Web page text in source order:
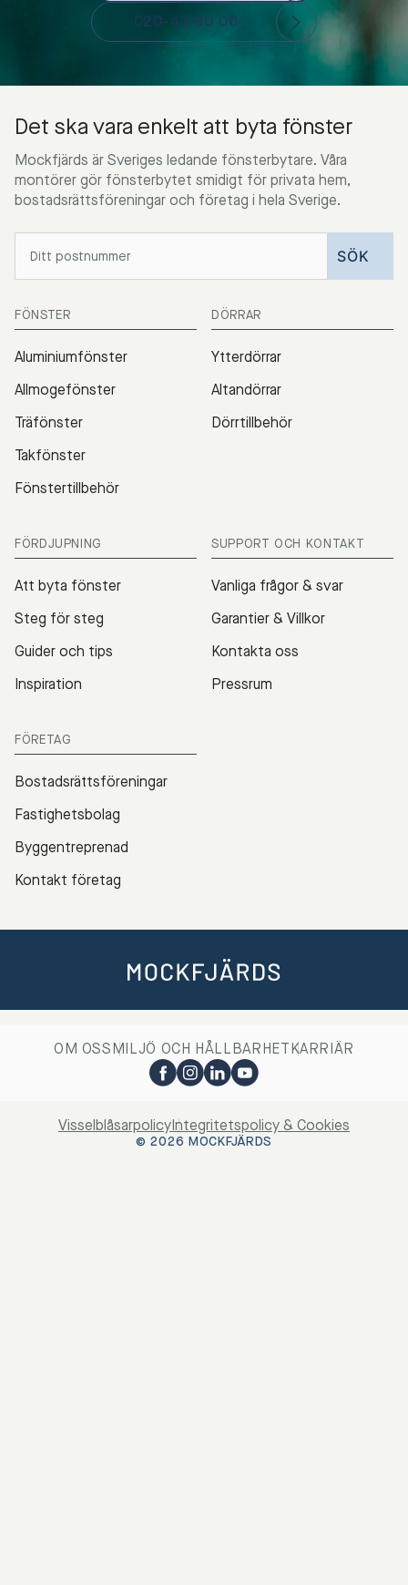
020-43 00 00
Det ska vara enkelt att byta fönster
Mockfjärds är Sveriges ledande fönsterbytare. Våra
montörer gör fönsterbytet smidigt för privata hem,
bostadsrättsföreningar och företag i hela Sverige.
FÖNSTER
Aluminiumfönster
Allmogefönster
Träfönster
Takfönster
Fönstertillbehör
DÖRRAR
Ytterdörrar
Altandörrar
Dörrtillbehör
FÖRDJUPNING
Att byta fönster
Steg för steg
Guider och tips
Inspiration
SUPPORT OCH KONTAKT
Vanliga frågor & svar
Garantier & Villkor
Kontakta oss
Pressrum
FÖRETAG
Bostadsrättsföreningar
Fastighetsbolag
Byggentreprenad
Kontakt företag
OM OSSMILJÖ OCH HÅLLBARHETKARRIÄR
© 2026 MOCKFJÄRDS
VisselblåsarpolicyIntegritetspolicy & Cookies